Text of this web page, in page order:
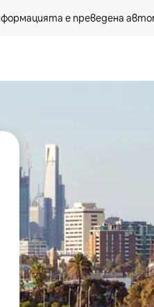
е преведена
със стрелки нагоре